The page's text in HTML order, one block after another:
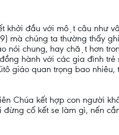
đầu với một câu như
mà chúng ta thường thấy
nói chung, hay chặt hơn
hành với các gia đình
giáo quan trọng bao
Chúa kết hợp con người
cố kết se làm gì, nến